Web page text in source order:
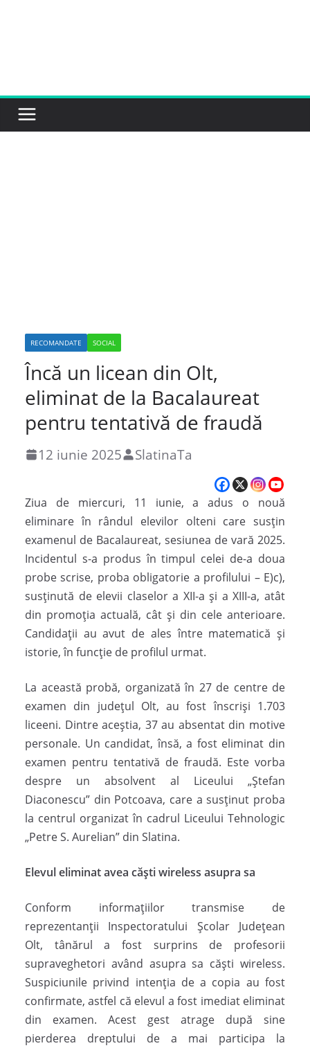
RECOMANDATE SOCIAL
Încă un licean din Olt,
eliminat de la Bacalaureat
pentru tentativă de fraudă
12 iunie 2025 SlatinaTa
Ziua de miercuri, 11 iunie, a adus o nouă
eliminare în rândul elevilor olteni care susțin
examenul de Bacalaureat, sesiunea de vară 2025.
Incidentul s-a produs în timpul celei de-a doua
probe scrise, proba obligatorie a profilului – E)c),
susținută de elevii claselor a XII-a și a XIII-a, atât
din promoția actuală, cât și din cele anterioare.
Candidații au avut de ales între matematică și
istorie, în funcție de profilul urmat.
La această probă, organizată în 27 de centre de
examen din județul Olt, au fost înscriși 1.703
liceeni. Dintre aceștia, 37 au absentat din motive
personale. Un candidat, însă, a fost eliminat din
examen pentru tentativă de fraudă. Este vorba
despre un absolvent al Liceului „Ștefan
Diaconescu” din Potcoava, care a susținut proba
la centrul organizat în cadrul Liceului Tehnologic
„Petre S. Aurelian” din Slatina.
Elevul eliminat avea căști wireless asupra sa
Conform informațiilor transmise de
reprezentanții Inspectoratului Școlar Județean
Olt, tânărul a fost surprins de profesorii
supraveghetori având asupra sa căști wireless.
Suspiciunile privind intenția de a copia au fost
confirmate, astfel că elevul a fost imediat eliminat
din examen. Acest gest atrage după sine
pierderea dreptului de a mai participa la